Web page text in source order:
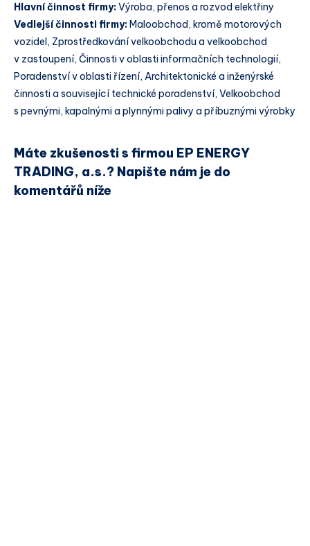
Hlavní činnost firmy:Výroba, přenos a rozvod elektřiny
Vedlejší činnosti firmy:Maloobchod, kromě motorových
vozidel, Zprostředkování velkoobchodu a velkoobchod
v zastoupení, Činnosti v oblasti informačních technologií,
Poradenství v oblasti řízení, Architektonické a inženýrské
činnosti a související technické poradenství, Velkoobchod
s pevnými, kapalnými a plynnými palivy a příbuznými výrobky
Máte zkušenosti s firmou EP ENERGY
TRADING, a.s.? Napište nám je do
komentářů níže